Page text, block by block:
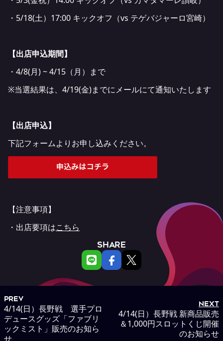
・5/18(土）17:00 キックオフ（vs テゲバジャーロ宮崎）
【出店申込期間】
・4/8(月) ~ 4/15（月）まで
※当選結果は、4/19(金)までにメールにて通知いたします
【出店申込】
下記フォームよりお申し込みください。
【注意事項】
・出店要項はこちら
SHARE
PREV
4/14(日）長野戦 選手プロ
デュースグッズ「ファブリ
ックミスト」販売のお知ら
せ
NEXT
4/14(日）長野戦 新商品販売
＆1,000円スロットくじ開催
のお知らせ